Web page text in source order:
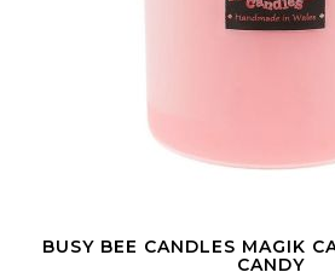
BUSY BEE CANDLES MAGIK
CANDY